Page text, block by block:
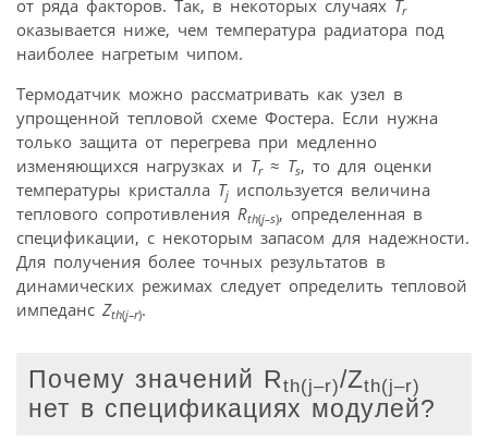
от ряда факторов. Так, в некоторых случаях Tr
оказывается ниже, чем температура радиатора под
наиболее нагретым чипом.
Термодатчик можно рассматривать как узел в
упрощенной тепловой схеме Фостера. Если нужна
только защита от перегрева при медленно
изменяющихся нагрузках и Tr ≈ Ts, то для оценки
температуры кристалла Tj используется величина
теплового сопротивления Rth(j–s), определенная в
спецификации, с некоторым запасом для надежности.
Для получения более точных результатов в
динамических режимах следует определить тепловой
импеданс Zth(j–r).
Почему значений Rth(j–r)/Zth(j–r)
нет в спецификациях модулей?